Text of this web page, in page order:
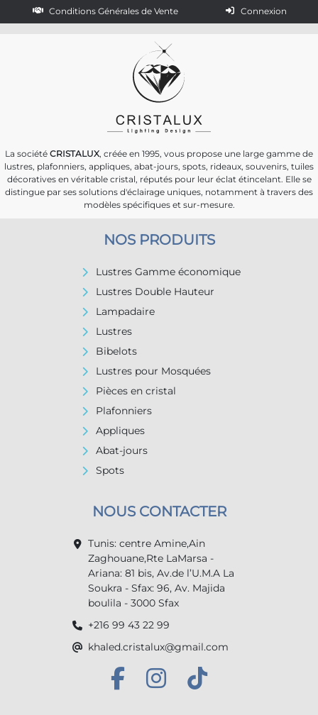
Conditions Générales de Vente
Connexion
La société CRISTALUX, créée en 1995, vous propose une large gamme de
lustres, plafonniers, appliques, abat-jours, spots, rideaux, souvenirs, tuiles
décoratives en véritable cristal, réputés pour leur éclat étincelant. Elle se
distingue par ses solutions d'éclairage uniques, notamment à travers des
modèles spécifiques et sur-mesure.
NOS PRODUITS
Lustres Gamme économique
Lustres Double Hauteur
Lampadaire
Lustres
Bibelots
Lustres pour Mosquées
Pièces en cristal
Plafonniers
Appliques
Abat-jours
Spots
NOUS CONTACTER
Tunis: centre Amine,Ain
Zaghouane,Rte LaMarsa -
Ariana: 81 bis, Av.de l’U.M.A La
Soukra - Sfax: 96, Av. Majida
boulila - 3000 Sfax
+216 99 43 22 99
khaled.cristalux@gmail.com